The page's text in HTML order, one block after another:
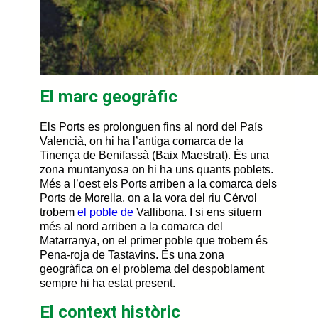
El marc geogràfic
Els Ports es prolonguen fins al nord del País
Valencià, on hi ha l’antiga comarca de la
Tinença de Benifassà (Baix Maestrat). És una
zona muntanyosa on hi ha uns quants poblets.
Més a l’oest els Ports arriben a la comarca dels
Ports de Morella, on a la vora del riu Cérvol
trobem el poble de Vallibona. I si ens situem
més al nord arriben a la comarca del
Matarranya, on el primer poble que trobem és
Pena-roja de Tastavins. És una zona
geogràfica on el problema del despoblament
sempre hi ha estat present.
El context històric